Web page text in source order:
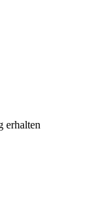
erhalten